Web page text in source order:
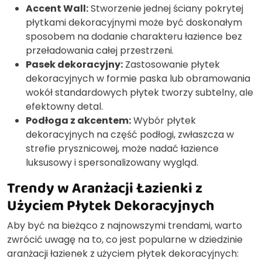
Accent Wall:Stworzenie jednej ściany pokrytej
płytkami dekoracyjnymi może być doskonałym
sposobem na dodanie charakteru łazience bez
przeładowania całej przestrzeni.
Pasek dekoracyjny: Zastosowanie płytek
dekoracyjnych w formie paska lub obramowania
wokół standardowych płytek tworzy subtelny, ale
efektowny detal.
Podłoga z akcentem:Wybór płytek
dekoracyjnych na część podłogi, zwłaszcza w
strefie prysznicowej, może nadać łazience
luksusowy i spersonalizowany wygląd.
Trendy w Aranżacji Łazienki z
Użyciem Płytek Dekoracyjnych
Aby być na bieżąco z najnowszymi trendami, warto
zwrócić uwagę na to, co jest popularne w dziedzinie
aranżacji łazienek z użyciem płytek dekoracyjnych: